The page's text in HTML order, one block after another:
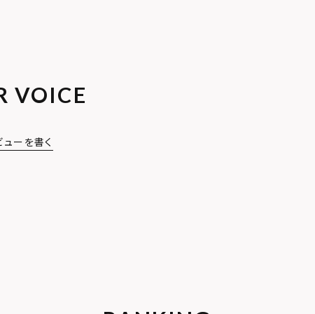
VOICE
ューを書く